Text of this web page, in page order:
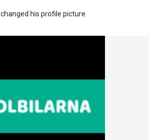
changed his profile picture